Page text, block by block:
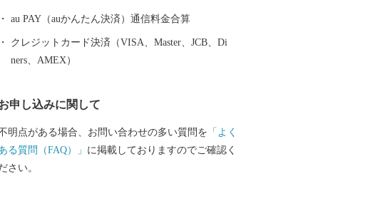
の湾港史跡となっています。 デコポン・不知火発祥の
地「宇城市」の特産品 ■ デコポン®・不知火 ■ みか
au PAY（auかんたん決済）通信料金合算
クレジットカード決済（VISA、Master、JCB、Di
ners、AMEX）
申し込みに関して
明点がある場合、お問い合わせの多い質問を 「よく
る質問（FAQ）」 に掲載しておりますのでご確認く
さい。